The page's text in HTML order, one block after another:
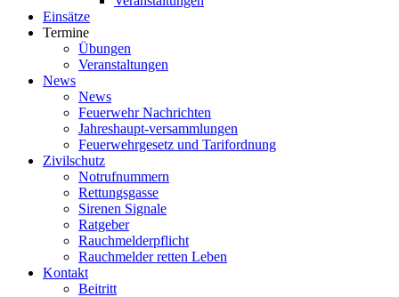
Einsätze
Termine
Übungen
Veranstaltungen
News
News
Feuerwehr Nachrichten
Jahreshaupt-versammlungen
Feuerwehrgesetz und Tarifordnung
Zivilschutz
Notrufnummern
Rettungsgasse
Sirenen Signale
Ratgeber
Rauchmelderpflicht
Rauchmelder retten Leben
Kontakt
Beitritt